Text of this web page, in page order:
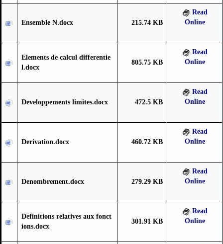
Ensemble N.docx 215.74 KB
Read
Online
Elements de calcul differentie
l.docx
805.75 KB
Read
Online
Developpements limites.docx 472.5 KB
Read
Online
Derivation.docx 460.72 KB
Read
Online
Denombrement.docx 279.29 KB
Read
Online
Definitions relatives aux fonct
ions.docx
301.91 KB
Read
Online